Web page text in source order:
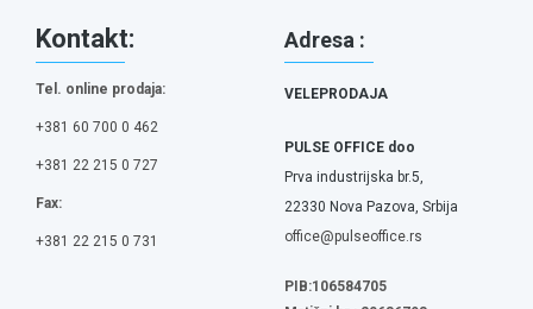
Kontakt:
Tel. online prodaja:
+381 60 700 0 462
+381 22 215 0 727
Fax:
+381 22 215 0 731
Adresa :
VELEPRODAJA
PULSE OFFICE doo
Prva industrijska br.5,
22330 Nova Pazova, Srbija
office@pulseoffice.rs
PIB:106584705